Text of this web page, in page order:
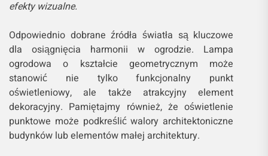
efekty wizualne.
Odpowiednio dobrane źródła światła są kluczowe
dla osiągnięcia harmonii w ogrodzie. Lampa
ogrodowa o kształcie geometrycznym może
stanowić nie tylko funkcjonalny punkt
oświetleniowy, ale także atrakcyjny element
dekoracyjny. Pamiętajmy również, że oświetlenie
punktowe może podkreślić walory architektoniczne
budynków lub elementów małej architektury.